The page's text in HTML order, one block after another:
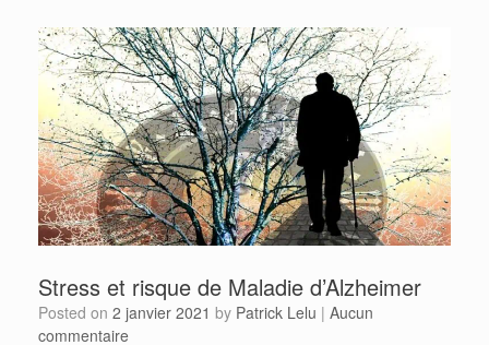
Stress et risque de Maladie d’Alzheimer
Posted on 2 janvier 2021 by Patrick Lelu | Aucun
commentaire